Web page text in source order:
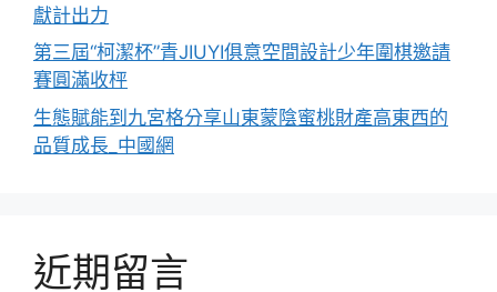
獻計出力
第三屆“柯潔杯”青JIUYI俱意空間設計少年圍棋邀請
賽圓滿收枰
生態賦能到九宮格分享山東蒙陰蜜桃財產高東西的
品質成長_中國網
近期留言